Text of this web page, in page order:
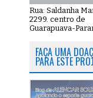
Rua: Saldanha
2299. centro de
Guarapuava-
FAÇA UMA
PARA ESTE